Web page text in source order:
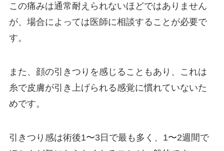
この痛みは通常耐えられないほどではありません
が、場合によっては医師に相談することが必要で
す。
また、顔の引きつりを感じることもあり、これは
糸で皮膚が引き上げられる感覚に慣れていないた
めです。
引きつり感は術後1〜3日で最も多く、1〜2週間で